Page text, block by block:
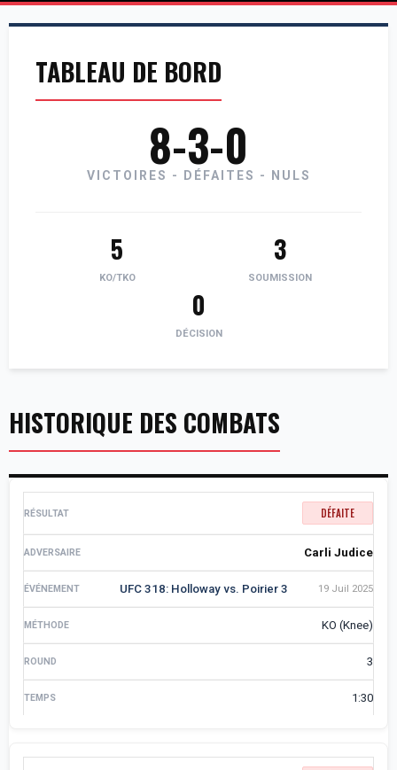
TABLEAU DE BORD
8-3-0
VICTOIRES - DÉFAITES - NULS
5
KO/TKO
3
SOUMISSION
0
DÉCISION
HISTORIQUE DES COMBATS
DÉFAITE
Carli Judice
UFC 318: Holloway vs. Poirier 3 19 Juil 2025
KO (Knee)
3
1:30